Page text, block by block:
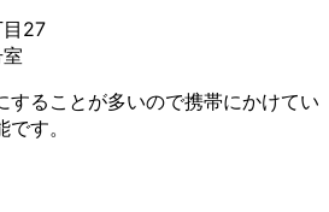
27
することが多いので携帯にかけてい
す。